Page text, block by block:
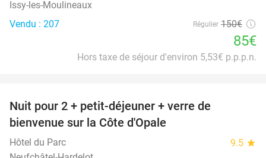
Issy-les-Moulineaux
Vendu : 207
Régulier 150€
85€
Hors taxe de séjour d'environ 5,53€ p.p.p.n.
Nuit pour 2 + petit-déjeuner + verre de
bienvenue sur la Côte d'Opale
Hôtel du Parc 9.5 star